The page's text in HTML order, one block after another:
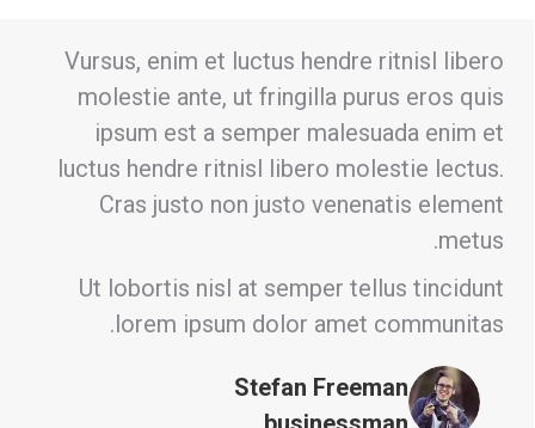
Vursus, enim et luctus hendre ritnisl libero
molestie ante, ut fringilla purus eros quis
ipsum est a semper malesuada enim et
luctus hendre ritnisl libero molestie lectus.
Cras justo non justo venenatis element
metus.
Ut lobortis nisl at semper tellus tincidunt
lorem ipsum dolor amet communitas.
Stefan Freeman